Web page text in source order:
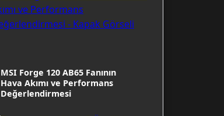
MSI Forge 120 AB65 Fanının
Hava Akımı ve Performans
Değerlendirmesi